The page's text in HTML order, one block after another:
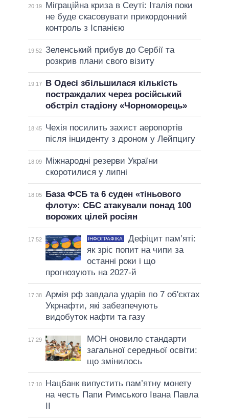
20:19
Міграційна криза в Сеуті: Італія поки
не буде скасовувати прикордонний
контроль з Іспанією
19:52 Зеленський прибув до Сербії та
розкрив плани свого візиту
19:17
В Одесі збільшилася кількість
постраждалих через російський
обстріл стадіону «Чорноморець»
18:45
Чехія посилить захист аеропортів
після інциденту з дроном у Лейпцигу
18:09
Міжнародні резерви України
скоротилися у липні
18:05
База ФСБ та 6 суден «тіньового
флоту»: СБС атакували понад 100
ворожих цілей росіян
17:52 ІНФОГРАФІКА
Дефіцит пам’яті:
як зріс попит на чипи за
останні роки і що
прогнозують на 2027-й
17:38 Армія рф завдала ударів по 7 об'єктах
Укрнафти, які забезпечують
видобуток нафти та газу
17:29
МОН оновило стандарти
загальної середньої освіти:
що змінилось
17:10
Нацбанк випустить пам’ятну монету
на честь Папи Римського Івана Павла
II